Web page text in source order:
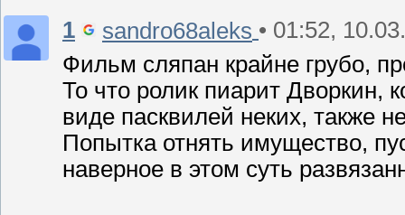
1 sandro68aleks • 01:52,
Фильм сляпан крайне грубо,
То что ролик пиарит Дворкин,
виде пасквилей неких, также
Попытка отнять имущество,
наверное в этом суть